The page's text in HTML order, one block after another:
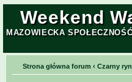
Weekend
MAZOWIECKA
Strona główna forum ‹ Czarny